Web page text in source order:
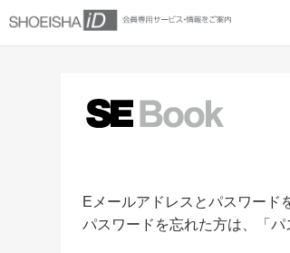
Eメールアドレスとパスワード
パスワードを忘れた方は、「